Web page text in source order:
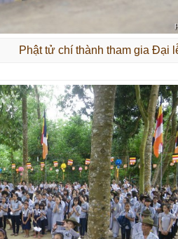
Phật tử chí thành tham gia Đại